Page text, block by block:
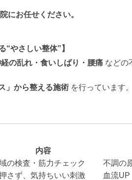
にお任せください。
“やさしい整体”】
の乱れ・食いしばり・腰痛 などの
」から整える施術 を行っています。
内容
の検査・筋力チェック
不調の
さず、気持ちいい刺激
血流UP